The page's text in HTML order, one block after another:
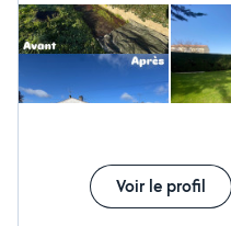
Voir le profil